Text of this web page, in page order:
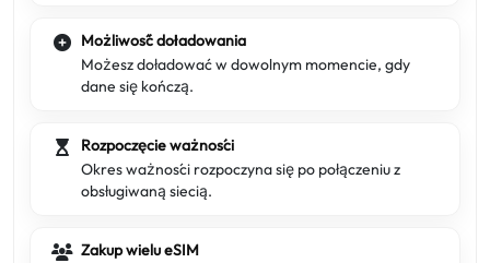
Możliwość doładowania
Możesz doładować w dowolnym momencie, gdy
dane się kończą.
Rozpoczęcie ważności
Okres ważności rozpoczyna się po połączeniu z
obsługiwaną siecią.
Zakup wielu eSIM